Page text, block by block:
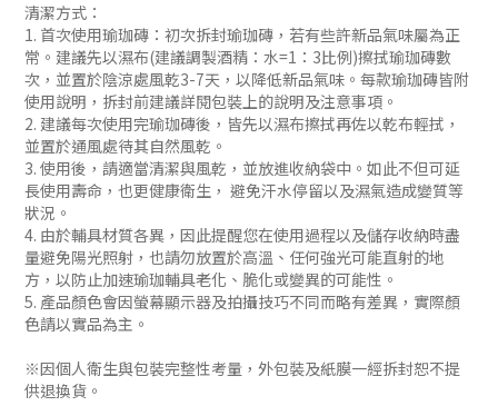
清潔方式：
1. 首次使用瑜珈磚：初次拆封瑜珈磚，若有些許新品氣味屬為正
常。建議先以濕布(建議調製酒精：水=1：3比例)擦拭瑜珈磚數
次，並置於陰涼處風乾3-7天，以降低新品氣味。每款瑜珈磚皆附
使用說明，拆封前建議詳閱包裝上的說明及注意事項。
2. 建議每次使用完瑜珈磚後，皆先以濕布擦拭再佐以乾布輕拭，
並置於通風處待其自然風乾。
3. 使用後，請適當清潔與風乾，並放進收納袋中。如此不但可延
長使用壽命，也更健康衛生， 避免汗水停留以及濕氣造成變質等
狀況。
4. 由於輔具材質各異，因此提醒您在使用過程以及儲存收納時盡
量避免陽光照射，也請勿放置於高溫、任何強光可能直射的地
方，以防止加速瑜珈輔具老化、脆化或變異的可能性。
5. 產品顏色會因螢幕顯示器及拍攝技巧不同而略有差異，實際顏
色請以實品為主。
※因個人衛生與包裝完整性考量，外包裝及紙膜一經拆封恕不提
供退換貨。